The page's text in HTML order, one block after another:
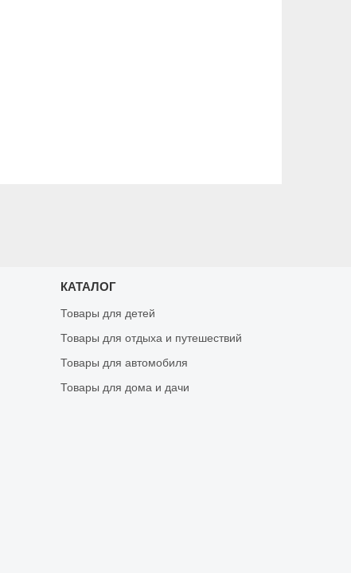
КАТАЛОГ
Товары для детей
Товары для отдыха и путешествий
Товары для автомобиля
Товары для дома и дачи